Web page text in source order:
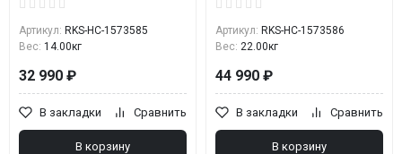
Артикул: RKS-НС-1573585
Вес: 14.00кг
32 990 ₽
В закладки Сравнить
В корзину
Артикул: RKS-НС-1573586
Вес: 22.00кг
44 990 ₽
В закладки Сравнить
В корзину